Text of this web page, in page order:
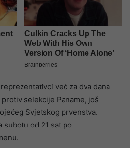
već za dva dana
selekcije Paname, još
Svjetskog prvenstva.
subotu od 21 sat po